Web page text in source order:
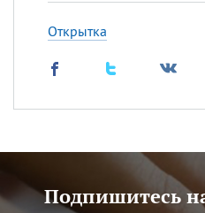
Открытка
Подпишитесь